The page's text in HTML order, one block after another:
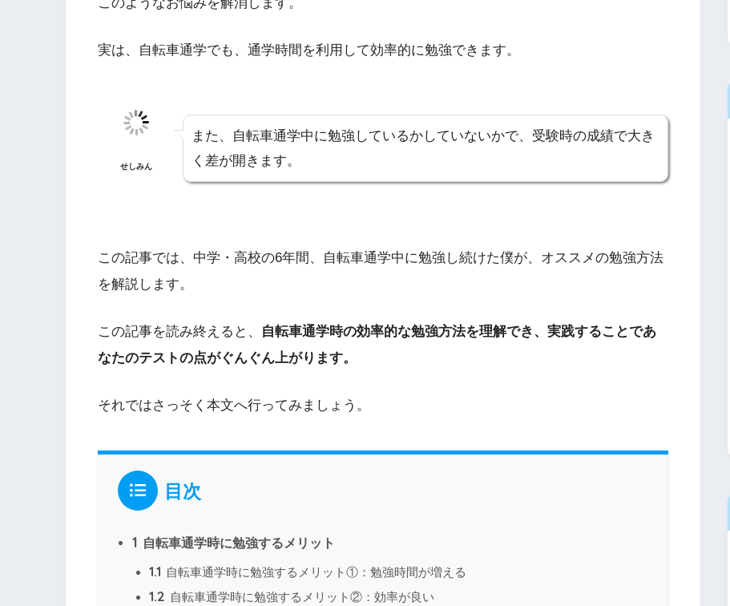
実は、自転車通学でも、通学時間を利用して効率的に勉強できます。
せしみん
また、自転車通学中に勉強しているかしていないかで、受験時の成績で大き
く差が開きます。
この記事では、中学・高校の6年間、自転車通学中に勉強し続けた僕が、オススメの勉強方法
を解説します。
この記事を読み終えると、
自転車通学時の効率的な勉強方法を理解でき、実践することであ
なたのテストの点がぐんぐん上がります。
それではさっそく本文へ行ってみましょう。
目次
1 自転車通学時に勉強するメリット
1.1 自転車通学時に勉強するメリット①：勉強時間が増える
1.2 自転車通学時に勉強するメリット②：効率が良い